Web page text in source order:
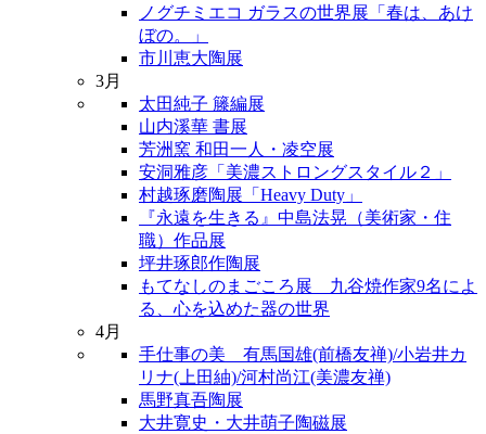
ノグチミエコ ガラスの世界展「春は、あけ
ぼの。」
市川恵大陶展
3月
太田純子 籐編展
山内溪華 書展
芳洲窯 和田一人・凌空展
安洞雅彦「美濃ストロングスタイル２」
村越琢磨陶展「Heavy Duty」
『永遠を生きる』中島法晃（美術家・住
職）作品展
坪井琢郎作陶展
もてなしのまごころ展 九谷焼作家9名によ
る、心を込めた器の世界
4月
手仕事の美 有馬国雄(前橋友禅)/小岩井カ
リナ(上田紬)/河村尚江(美濃友禅)
馬野真吾陶展
大井寛史・大井萌子陶磁展